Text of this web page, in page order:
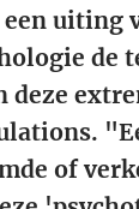
uiting
de
deze
of